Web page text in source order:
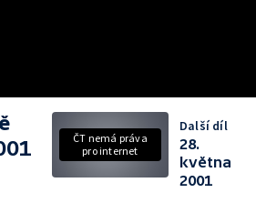
ČT nemá práva
pro internet
Další díl
28.
května
2001